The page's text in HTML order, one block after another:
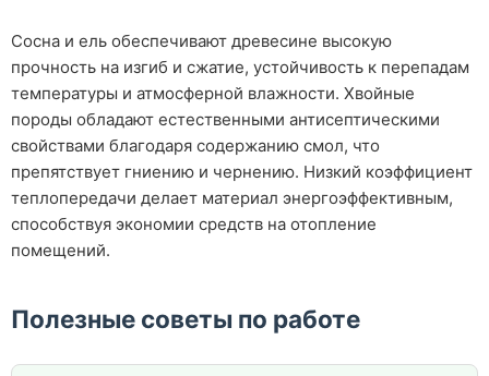
Сосна и ель обеспечивают древесине высокую
прочность на изгиб и сжатие, устойчивость к перепадам
температуры и атмосферной влажности. Хвойные
породы обладают естественными антисептическими
свойствами благодаря содержанию смол, что
препятствует гниению и чернению. Низкий коэффициент
теплопередачи делает материал энергоэффективным,
способствуя экономии средств на отопление
помещений.
Полезные советы по работе